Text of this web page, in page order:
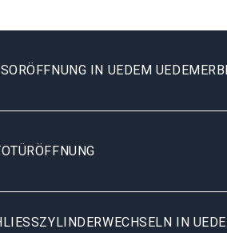
IN UEDEM
IN